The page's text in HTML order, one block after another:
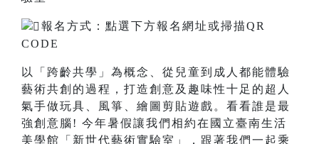
報名方式：點選下方報名網址或掃描QR
CODE
以「跨齡共學」為概念、從兒童到成人都能體驗
藝術共創的過程，打造創意及趣味性十足的超人
氣手做玩具、風箏、繪圖剪貼遊戲。看看誰是最
強創意腦! 今年暑假讓我們相約在國立臺南生活
美學館「新世代藝術實驗室」，跟著我們一起乘